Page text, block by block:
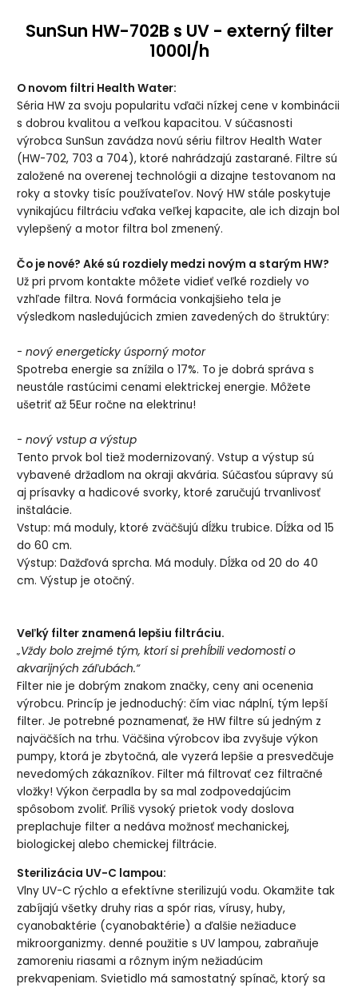
SunSun HW-702B s UV - externý filter
1000l/h
O novom filtri Health Water:
Séria HW za svoju popularitu vďači nízkej cene v kombinácii
s dobrou kvalitou a veľkou kapacitou. V súčasnosti
výrobca SunSun zavádza novú sériu filtrov Health Water
(HW-702, 703 a 704), ktoré nahrádzajú zastarané. Filtre sú
založené na overenej technológii a dizajne testovanom na
roky a stovky tisíc používateľov. Nový HW stále poskytuje
vynikajúcu filtráciu vďaka veľkej kapacite, ale ich dizajn bol
vylepšený a motor filtra bol zmenený.
Čo je nové? Aké sú rozdiely medzi novým a starým HW?
Už pri prvom kontakte môžete vidieť veľké rozdiely vo
vzhľade filtra. Nová formácia vonkajšieho tela je
výsledkom nasledujúcich zmien zavedených do štruktúry:
-nový energeticky úsporný motor
Spotreba energie sa znížila o 17%. To je dobrá správa s
neustále rastúcimi cenami elektrickej energie. Môžete
ušetriť až 5Eur ročne na elektrinu!
-nový vstup a výstup
Tento prvok bol tiež modernizovaný. Vstup a výstup sú
vybavené držadlom na okraji akvária. Súčasťou súpravy sú
aj prísavky a hadicové svorky, ktoré zaručujú trvanlivosť
inštalácie.
Vstup: má moduly, ktoré zväčšujú dĺžku trubice. Dĺžka od 15
do 60 cm.
Výstup: Dažďová sprcha. Má moduly. Dĺžka od 20 do 40
cm. Výstup je otočný.
Veľký filter znamená lepšiu filtráciu.
„Vždy bolo zrejmé tým, ktorí si prehĺbili vedomosti o
akvarijných záľubách.“
Filter nie je dobrým znakom značky, ceny ani ocenenia
výrobcu. Princíp je jednoduchý: čím viac náplní, tým lepší
filter. Je potrebné poznamenať, že HW filtre sú jedným z
najväčších na trhu. Väčšina výrobcov iba zvyšuje výkon
pumpy, ktorá je zbytočná, ale vyzerá lepšie a presvedčuje
nevedomých zákazníkov. Filter má filtrovať cez filtračné
vložky! Výkon čerpadla by sa mal zodpovedajúcim
spôsobom zvoliť. Príliš vysoký prietok vody doslova
preplachuje filter a nedáva možnosť mechanickej,
biologickej alebo chemickej filtrácie.
Sterilizácia UV-C lampou:
Vlny UV-C rýchlo a efektívne sterilizujú vodu. Okamžite tak
zabíjajú všetky druhy rias a spór rias, vírusy, huby,
cyanobaktérie (cyanobaktérie) a ďalšie nežiaduce
mikroorganizmy. denné použitie s UV lampou, zabraňuje
zamoreniu riasami a rôznym iným nežiadúcim
prekvapeniam. Svietidlo má samostatný spínač, ktorý sa